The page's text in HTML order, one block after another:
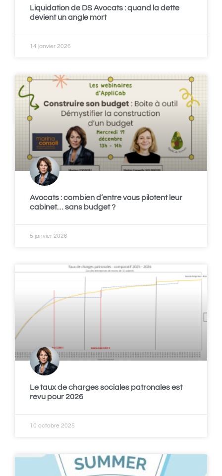
Liquidation de DS Avocats : quand la dette
devient un angle mort
14 janvier 2026
Avocats : combien d’entre vous pilotent leur
cabinet… sans budget ?
5 janvier 2026
Le taux de charges sociales patronales est
revu pour 2026
10 octobre 2025